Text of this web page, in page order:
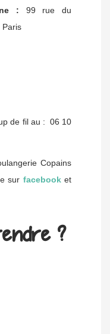
: 99 rue du
Paris
de fil au : 06 10
Copains
sur facebook et
?